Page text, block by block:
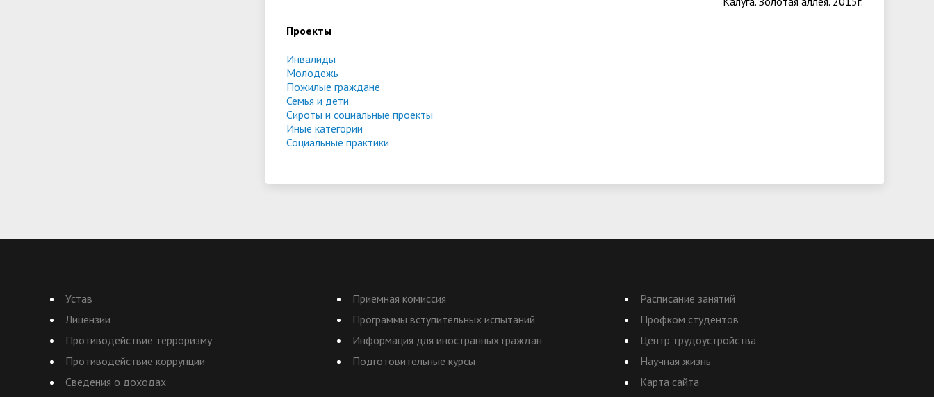
Проекты
Инвалиды
Молодежь
Пожилые граждане
Семья и дети
Сироты и социальные проекты
Иные категории
Социальные практики
Устав
Лицензии
Противодействие терроризму
Противодействие коррупции
Сведения о доходах
Приемная комиссия
Программы вступительных испытаний
Информация для иностранных граждан
Подготовительные курсы
Расписание занятий
Профком студентов
Центр трудоустройства
Научная жизнь
Карта сайта